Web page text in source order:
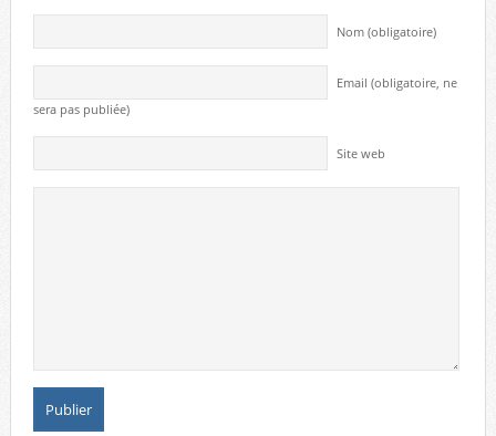
Nom (obligatoire)
Email (obligatoire, ne
sera pas publiée)
Site web